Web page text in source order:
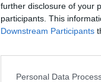
further disclosure of your
participants. This
Downstream Participants
Personal Data